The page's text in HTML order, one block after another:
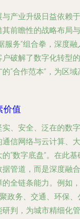
产业升级日益依赖于
前瞻性的战略布局与
服务”组合拳，深度融
破解了数字化转型的
“合作范本”，为区域
价值
、安全、泛在的数字
信网络与云计算、大
“数字底盘”。在此基
管道，而是深度融合
全链条能力。例如，
政务、交通、环保、
判，为城市精细化管